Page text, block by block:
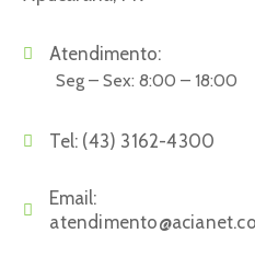
Atendimento:
Seg – Sex: 8:00 – 18:00
Tel: (43) 3162-4300
Email: